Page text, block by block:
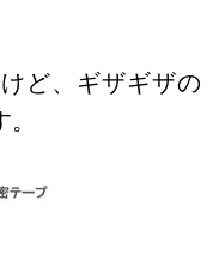
ど、ギザギザの